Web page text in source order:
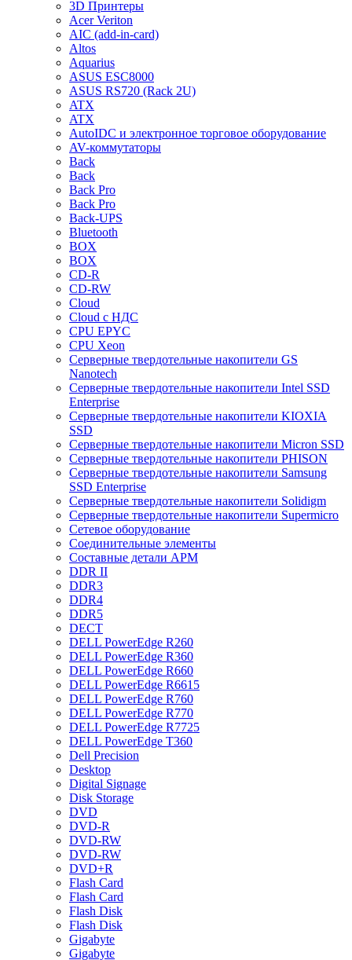
3D Принтеры
Acer Veriton
AIC (add-in-card)
Altos
Aquarius
ASUS ESC8000
ASUS RS720 (Rack 2U)
ATX
ATX
AutoIDC и электронное торговое оборудование
AV-коммутаторы
Back
Back
Back Pro
Back Pro
Back-UPS
Bluetooth
BOX
BOX
CD-R
CD-RW
Cloud
Cloud с НДС
CPU EPYC
CPU Xeon
Cерверные твердотельные накопители GS
Nanotech
Cерверные твердотельные накопители Intel SSD
Enterprise
Cерверные твердотельные накопители KIOXIA
SSD
Cерверные твердотельные накопители Micron SSD
Cерверные твердотельные накопители PHISON
Cерверные твердотельные накопители Samsung
SSD Enterprise
Cерверные твердотельные накопители Solidigm
Cерверные твердотельные накопители Supermicro
Cетевое оборудование
Cоединительные элементы
Cоставные детали АРМ
DDR II
DDR3
DDR4
DDR5
DECT
DELL PowerEdge R260
DELL PowerEdge R360
DELL PowerEdge R660
DELL PowerEdge R6615
DELL PowerEdge R760
DELL PowerEdge R770
DELL PowerEdge R7725
DELL PowerEdge T360
Dell Precision
Desktop
Digital Signage
Disk Storage
DVD
DVD-R
DVD-RW
DVD-RW
DVD+R
Flash Card
Flash Card
Flash Disk
Flash Disk
Gigabyte
Gigabyte